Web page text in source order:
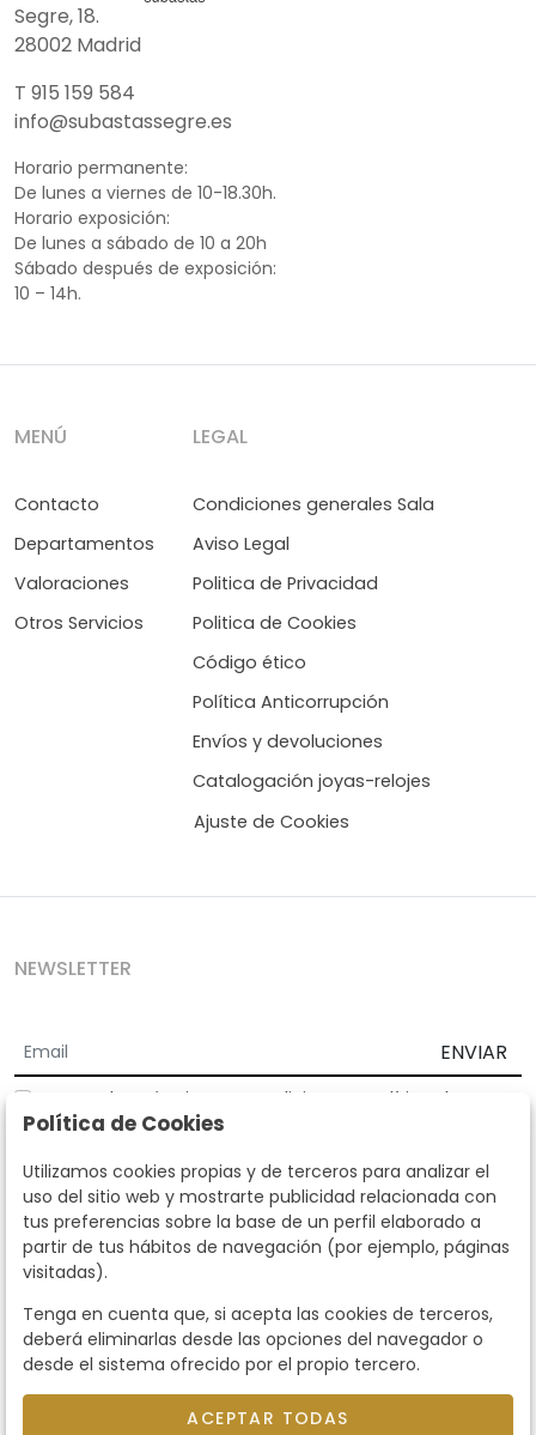
Segre, 18.
28002 Madrid
T 915 159 584
info@subastassegre.es
Horario permanente:
De lunes a viernes de 10-18.30h.
Horario exposición:
De lunes a sábado de 10 a 20h
Sábado después de exposición:
10 – 14h.
MENÚ
Contacto
Departamentos
Valoraciones
Otros Servicios
LEGAL
Condiciones generales Sala
Aviso Legal
Politica de Privacidad
Politica de Cookies
Código ético
Política Anticorrupción
Envíos y devoluciones
Catalogación joyas-relojes
Ajuste de Cookies
NEWSLETTER
ENVIAR
Acepto los Términos y Condiciones
Política de
privacidad
Según la LOPD y disposiciones de desarrollo, informamos que sus
datos personales serán tratados por parte de Subastas Segre con la
finalidad de gestionar la relación comercial. Puede ejercitar los
derechos de acceso, rectificación, cancelación, oposición y demás
derechos en los términos establecidos en la normativa vigente
dirigiéndote a nosotros. Asimismo, nos puede solicitar el envío de
llamando al teléfono 915159584 o enviando un e-mail a
info@subastassegre.es
Este sitio está protegido por reCAPTCHA y se aplican la
Términos de servicio de Google.
Política de Cookies
Utilizamos cookies propias y de terceros para analizar el
uso del sitio web y mostrarte publicidad relacionada con
tus preferencias sobre la base de un perfil elaborado a
partir de tus hábitos de navegación (por ejemplo, páginas
visitadas).
Tenga en cuenta que, si acepta las cookies de terceros,
deberá eliminarlas desde las opciones del navegador o
desde el sistema ofrecido por el propio tercero.
ACEPTAR TODAS